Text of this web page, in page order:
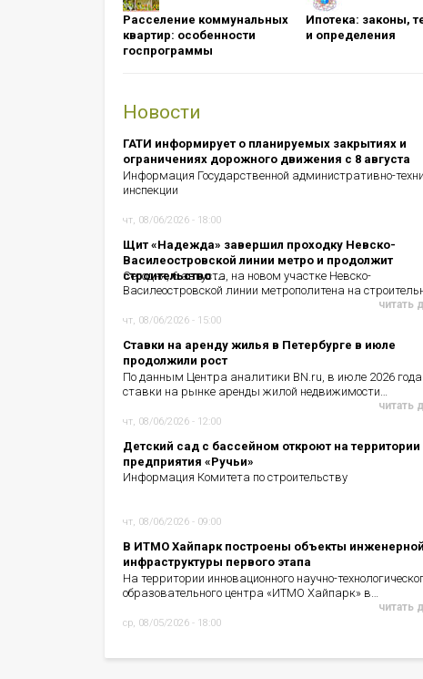
Расселение коммунальных
квартир: особенности
госпрограммы
Ипотека: ​​​​​​​законы,
и определения
Новости
ГАТИ информирует о планируемых закрытиях и
ограничениях дорожного движения с 8 августа
Информация Государственной административно-
инспекции
чт, 08/06/2026 - 18:00
Щит «Надежда» завершил проходку Невско-
Василеостровской линии метро и продолжит
строительство ...
Сегодня, 6 августа, на новом участке Невско-
Василеостровской линии метрополитена на
читать
чт, 08/06/2026 - 15:00
Ставки на аренду жилья в Петербурге в июле
продолжили рост
По данным Центра аналитики BN.ru, в июле 2026 года
ставки на рынке аренды жилой недвижимости…
читать
чт, 08/06/2026 - 12:00
Детский сад с бассейном откроют на территории
предприятия «Ручьи»
Информация Комитета по строительству
чт, 08/06/2026 - 09:00
В ИТМО Хайпарк построены объекты инженерной
инфраструктуры первого этапа
На территории инновационного научно-
образовательного центра «ИТМО Хайпарк» в…
читать
ср, 08/05/2026 - 18:00